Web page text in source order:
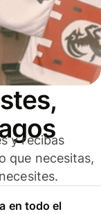
y recibas
que necesitas,
en todo el